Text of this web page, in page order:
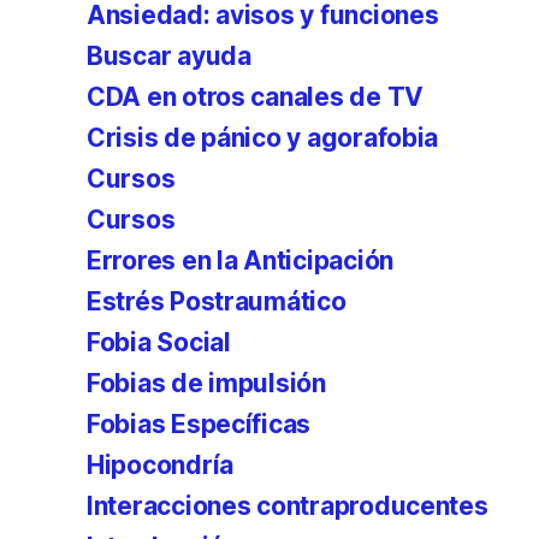
Ansiedad: avisos y funciones
Buscar ayuda
CDA en otros canales de TV
Crisis de pánico y agorafobia
Cursos
Cursos
Errores en la Anticipación
Estrés Postraumático
Fobia Social
Fobias de impulsión
Fobias Específicas
Hipocondría
Interacciones contraproducentes